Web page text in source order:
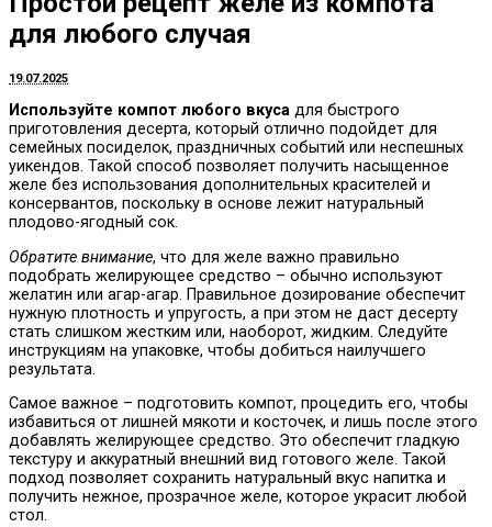
для любого случая
19.07.2025
Используйте компот любого вкуса для быстрого
приготовления десерта, который отлично подойдет для
семейных посиделок, праздничных событий или неспешных
уикендов. Такой способ позволяет получить насыщенное
желе без использования дополнительных красителей и
консервантов, поскольку в основе лежит натуральный
плодово-ягодный сок.
Обратите внимание, что для желе важно правильно
подобрать желирующее средство – обычно используют
желатин или агар-агар. Правильное дозирование обеспечит
нужную плотность и упругость, а при этом не даст десерту
стать слишком жестким или, наоборот, жидким. Следуйте
инструкциям на упаковке, чтобы добиться наилучшего
результата.
Самое важное – подготовить компот, процедить его, чтобы
избавиться от лишней мякоти и косточек, и лишь после этого
добавлять желирующее средство. Это обеспечит гладкую
текстуру и аккуратный внешний вид готового желе. Такой
подход позволяет сохранить натуральный вкус напитка и
получить нежное, прозрачное желе, которое украсит любой
стол.